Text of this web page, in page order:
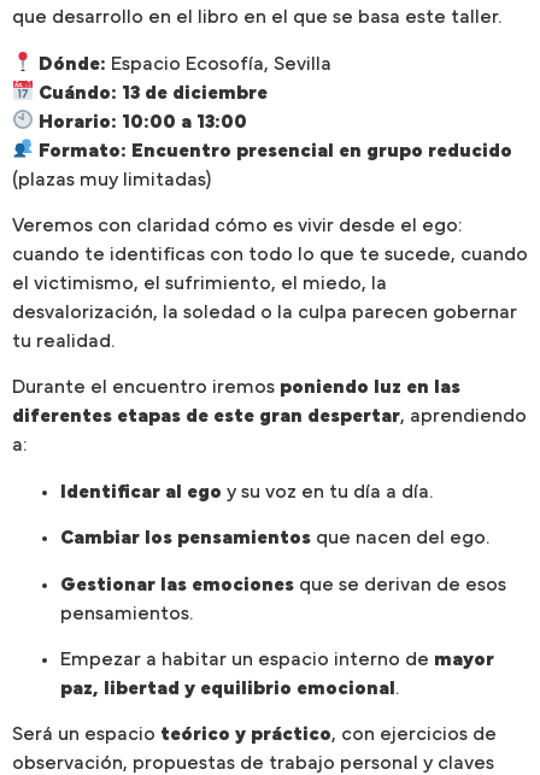
que desarrollo en el libro en el que se basa este taller.
Dónde: Espacio Ecosofía, Sevilla
Cuándo: 13 de diciembre
Horario: 10:00 a 13:00
Formato: Encuentro presencial en grupo reducido
(plazas muy limitadas)
Veremos con claridad cómo es vivir desde el ego:
cuando te identificas con todo lo que te sucede, cuando
el victimismo, el sufrimiento, el miedo, la
desvalorización, la soledad o la culpa parecen gobernar
tu realidad.
Durante el encuentro iremos poniendo luz en las
diferentes etapas de este gran despertar, aprendiendo
a:
Identificar al ego y su voz en tu día a día.
Cambiar los pensamientos que nacen del ego.
Gestionar las emociones que se derivan de esos
pensamientos.
Empezar a habitar un espacio interno de mayor
paz, libertad y equilibrio emocional .
Será un espacio teórico y práctico, con ejercicios de
observación, propuestas de trabajo personal y claves